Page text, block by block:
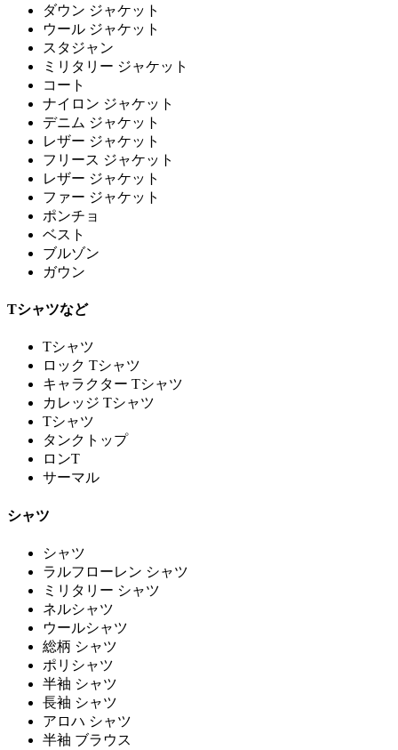
ダウン ジャケット
ウール ジャケット
スタジャン
ミリタリー ジャケット
コート
ナイロン ジャケット
デニム ジャケット
レザー ジャケット
フリース ジャケット
レザー ジャケット
ファー ジャケット
ポンチョ
ベスト
ブルゾン
ガウン
Tシャツなど
Tシャツ
ロック Tシャツ
キャラクター Tシャツ
カレッジ Tシャツ
Tシャツ
タンクトップ
ロンT
サーマル
シャツ
シャツ
ラルフローレン シャツ
ミリタリー シャツ
ネルシャツ
ウールシャツ
総柄 シャツ
ポリシャツ
半袖 シャツ
長袖 シャツ
アロハ シャツ
半袖 ブラウス